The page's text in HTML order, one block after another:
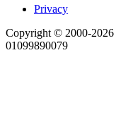
Privacy
Copyright © 2000-2026
01099890079